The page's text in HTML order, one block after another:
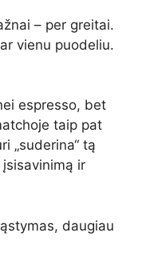
– per greitai.
vienu puodeliu.
espresso, bet
taip pat
„suderina“ tą
ir
daugiau